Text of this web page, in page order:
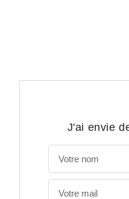
J'ai envie